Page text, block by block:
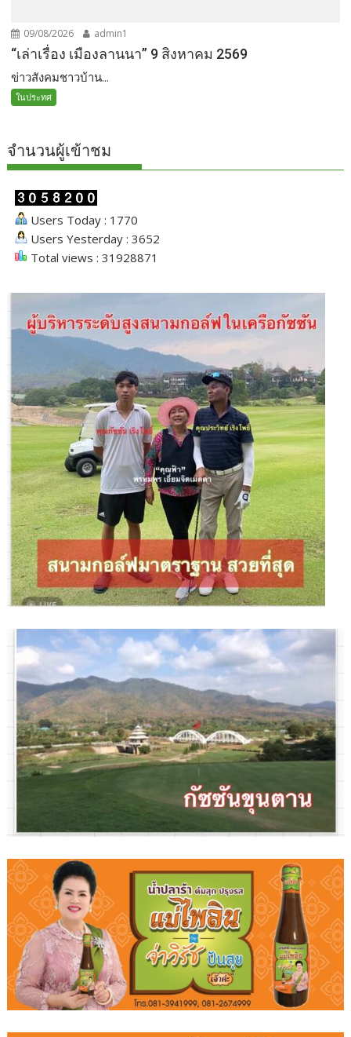
09/08/2026 admin1
“เล่าเรื่อง เมืองลานนา” 9 สิงหาคม 2569
ข่าวสังคมชาวบ้าน...
ในประทศ
จำนวนผู้เข้าชม
Users Today : 1770
Users Yesterday : 3652
Total views : 31928871